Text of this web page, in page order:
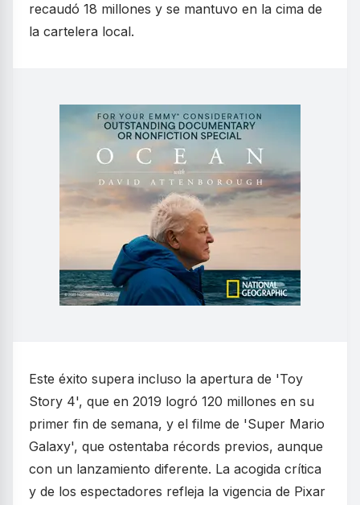
recaudó 18 millones y se mantuvo en la cima de
la cartelera local.
Este éxito supera incluso la apertura de 'Toy
Story 4', que en 2019 logró 120 millones en su
primer fin de semana, y el filme de 'Super Mario
Galaxy', que ostentaba récords previos, aunque
con un lanzamiento diferente. La acogida crítica
y de los espectadores refleja la vigencia de Pixar